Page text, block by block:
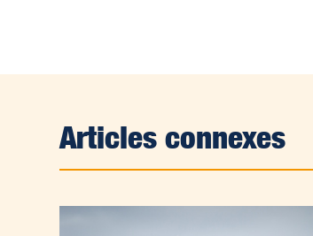
Articles connexes